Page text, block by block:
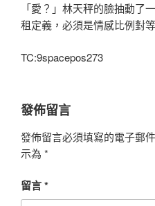
「愛？」林天秤的臉抽動了
租定義，必須是情感比例對
TC:9spacepos273
發佈留言
發佈留言必須填寫的電子郵
示為 *
留言*